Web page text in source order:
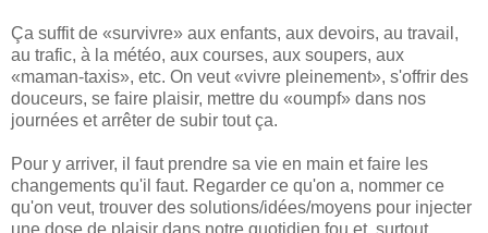
Ça suffit de «survivre» aux enfants, aux devoirs, au travail,
au trafic, à la météo, aux courses, aux soupers, aux
«maman-taxis», etc. On veut «vivre pleinement», s'offrir des
douceurs, se faire plaisir, mettre du «oumpf» dans nos
journées et arrêter de subir tout ça.
Pour y arriver, il faut prendre sa vie en main et faire les
changements qu'il faut. Regarder ce qu'on a, nommer ce
qu'on veut, trouver des solutions/idées/moyens pour injecter
une dose de plaisir dans notre quotidien fou et, surtout